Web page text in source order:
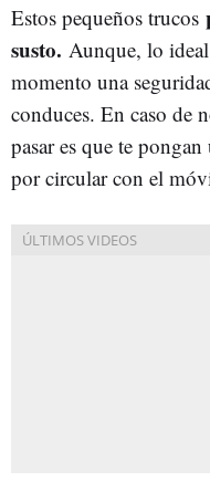
Estos pequeños trucos
susto. Aunque, lo
momento una
conduces. En caso de
pasar es que te pongan
por circular con el